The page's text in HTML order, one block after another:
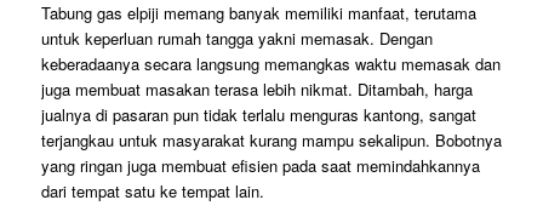
Tabung gas elpiji memang banyak memiliki manfaat, terutama
untuk keperluan rumah tangga yakni memasak. Dengan
keberadaanya secara langsung memangkas waktu memasak dan
juga membuat masakan terasa lebih nikmat. Ditambah, harga
jualnya di pasaran pun tidak terlalu menguras kantong, sangat
terjangkau untuk masyarakat kurang mampu sekalipun. Bobotnya
yang ringan juga membuat efisien pada saat memindahkannya
dari tempat satu ke tempat lain.